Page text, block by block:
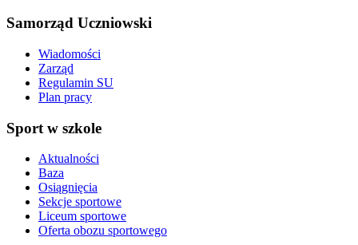
Samorząd Uczniowski
Wiadomości
Zarząd
Regulamin SU
Plan pracy
Sport w szkole
Aktualności
Baza
Osiągnięcia
Sekcje sportowe
Liceum sportowe
Oferta obozu sportowego